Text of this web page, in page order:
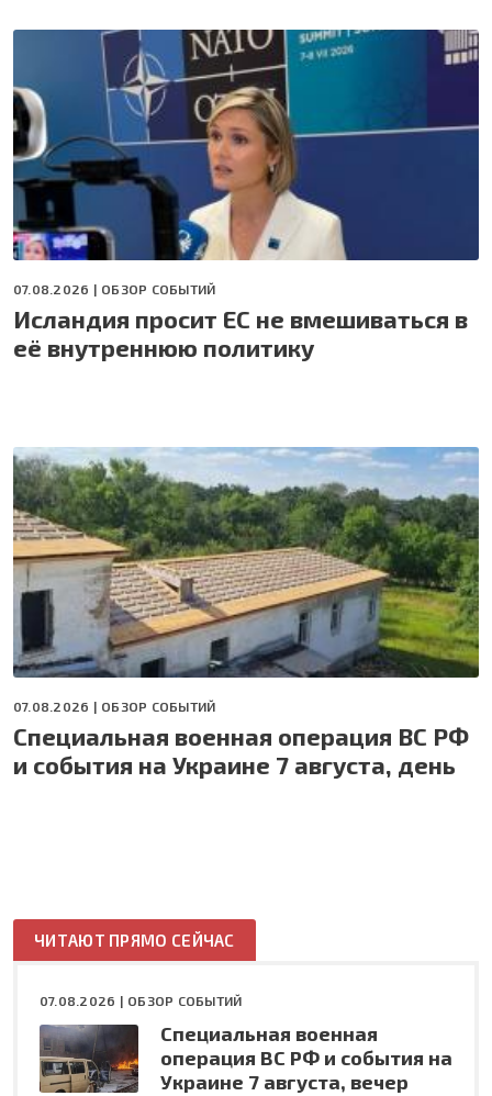
07.08.2026 | ОБЗОР СОБЫТИЙ
Исландия просит ЕС не вмешиваться в
её внутреннюю политику
07.08.2026 | ОБЗОР СОБЫТИЙ
Специальная военная операция ВС РФ
и события на Украине 7 августа, день
ЧИТАЮТ ПРЯМО СЕЙЧАС
07.08.2026 | ОБЗОР СОБЫТИЙ
Специальная военная
операция ВС РФ и события на
Украине 7 августа, вечер